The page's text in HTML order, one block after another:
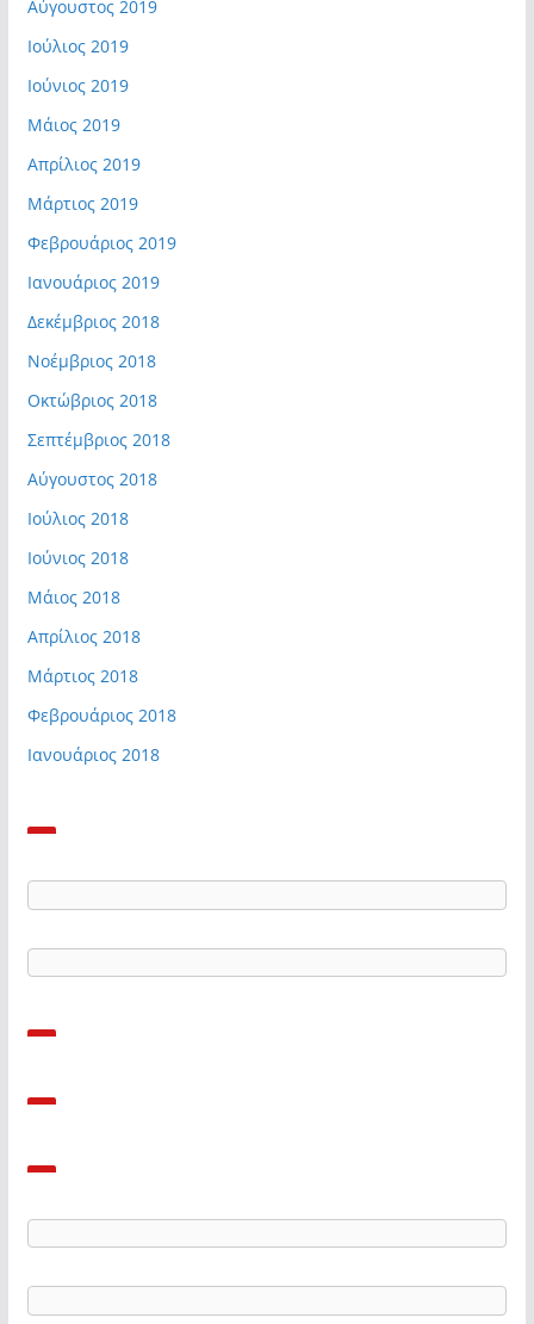
Αύγουστος 2019
Ιούλιος 2019
Ιούνιος 2019
Μάιος 2019
Απρίλιος 2019
Μάρτιος 2019
Φεβρουάριος 2019
Ιανουάριος 2019
Δεκέμβριος 2018
Νοέμβριος 2018
Οκτώβριος 2018
Σεπτέμβριος 2018
Αύγουστος 2018
Ιούλιος 2018
Ιούνιος 2018
Μάιος 2018
Απρίλιος 2018
Μάρτιος 2018
Φεβρουάριος 2018
Ιανουάριος 2018